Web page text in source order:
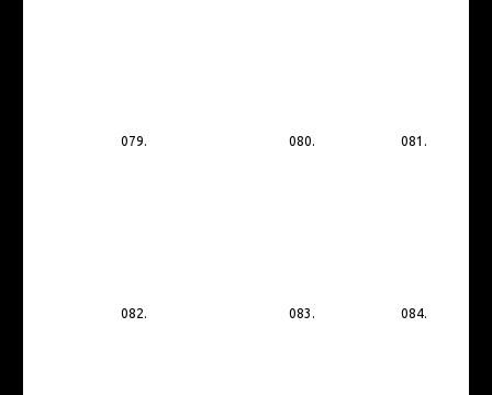
079. 080. 081.
082. 083. 084.